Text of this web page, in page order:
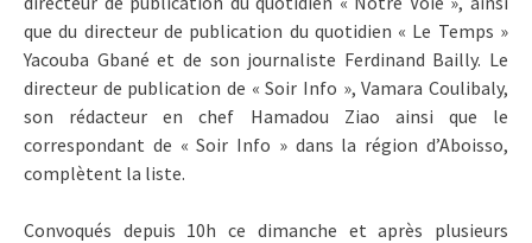
que du directeur de publication du quotidien « Le Temps »
Yacouba Gbané et de son journaliste Ferdinand Bailly. Le
directeur de publication de « Soir Info », Vamara Coulibaly,
son rédacteur en chef Hamadou Ziao ainsi que le
correspondant de « Soir Info » dans la région d’Aboisso,
complètent la liste.
Convoqués depuis 10h ce dimanche et après plusieurs